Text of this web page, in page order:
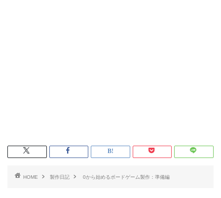
HOME 製作日記 0から始めるボードゲーム製作：準備編